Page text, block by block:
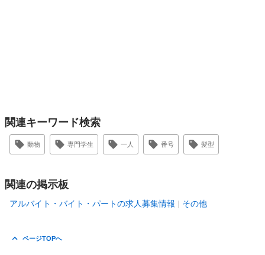
関連キーワード検索
動物 専門学生 一人 番号 髪型
関連の掲示板
アルバイト・バイト・パートの求人募集情報 その他
ページTOPへ